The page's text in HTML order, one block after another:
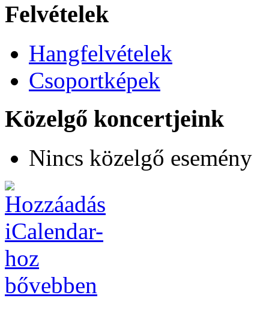
Felvételek
Hangfelvételek
Csoportképek
Közelgő koncertjeink
Nincs közelgő esemény
bővebben